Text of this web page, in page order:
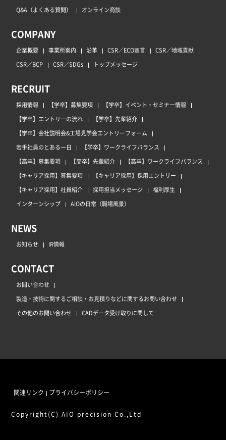
Q&A（よくある質問）
オンライン商談
COMPANY
企業概要 事業所案内 沿革 CSR／ECO宣言
CSR／地域貢献
CSR／BCP
CSR／SDGs トップメッセージ
RECRUIT
採用情報 【学卒】募集要項
【学卒】イベント・セミナー情報
【学卒】エントリーの流れ
【学卒】先輩紹介
【学卒】会社説明会&工場見学会エントリーフォーム
若手社員のとある一日
【学卒】ワークライフバランス
【高卒】募集要項
【高卒】先輩紹介
【高卒】ワークライフバランス
【キャリア採用】募集要項
【キャリア採用】採用エントリー
【キャリア採用】社員紹介
採用担当メッセージ
福利厚生
インターンシップ
AIOの日常（職場風景）
NEWS
お知らせ IR情報
CONTACT
お問い合わせ
製造・技術に関するご相談・お見積りなどに関するお問い合わせ
その他のお問い合わせ
CADデータ受け取りに関して
Copyright(C) AIO precision Co.,Ltd
関連リンク プライバシーポリシー